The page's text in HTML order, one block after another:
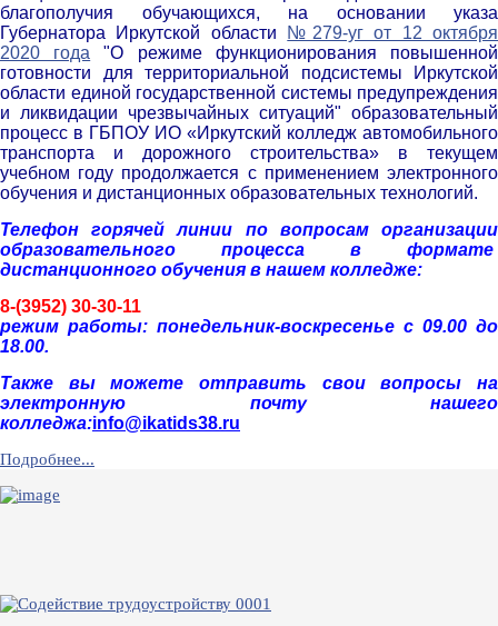
благополучия обучающихся, на основании указа
Губернатора Иркутской области
№279-уг от 12 октября
2020 года "О режиме функционирования повышенной
готовности для территориальной подсистемы Иркутской
области единой государственной системы предупреждения
и ликвидации чрезвычайных ситуаций" образовательный
процесс в ГБПОУ ИО «Иркутский колледж автомобильного
транспорта и дорожного строительства» в текущем
учебном году продолжается с применением электронного
обучения и дистанционных образовательных технологий.
Телефон горячей линии по вопросам организации
образовательного процесса в формате
дистанционного обучения в нашем колледже:
8-(3952) 30-30-11
режим работы: понедельник-воскресенье с 09.00 до
18.00.
Также вы можете отправить свои вопросы на
электронную почту нашего
колледжа:info@ikatids38.ru
Подробнее...